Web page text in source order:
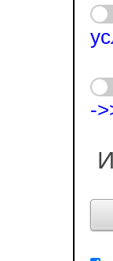
-